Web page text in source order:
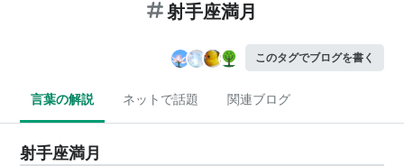
射手座満月
このタグでブログを書く
言葉の解説 ネットで話題 関連ブログ
射手座満月